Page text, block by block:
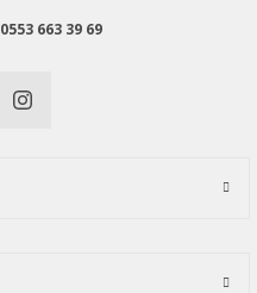
0553 663 39 69